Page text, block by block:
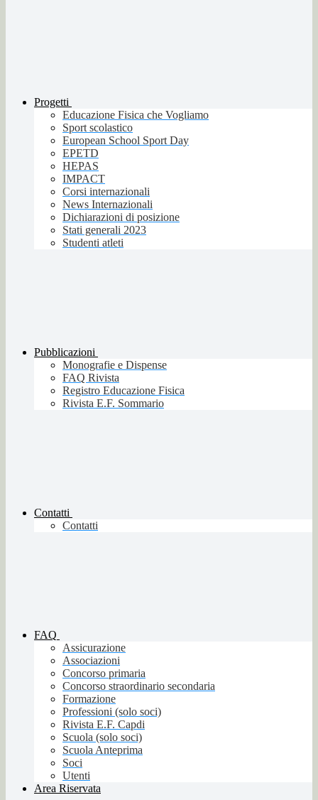
Progetti
Educazione Fisica che Vogliamo
Sport scolastico
European School Sport Day
EPETD
HEPAS
IMPACT
Corsi internazionali
News Internazionali
Dichiarazioni di posizione
Stati generali 2023
Studenti atleti
Pubblicazioni
Monografie e Dispense
FAQ Rivista
Registro Educazione Fisica
Rivista E.F. Sommario
Contatti
Contatti
FAQ
Assicurazione
Associazioni
Concorso primaria
Concorso straordinario secondaria
Formazione
Professioni (solo soci)
Rivista E.F. Capdi
Scuola (solo soci)
Scuola Anteprima
Soci
Utenti
Area Riservata